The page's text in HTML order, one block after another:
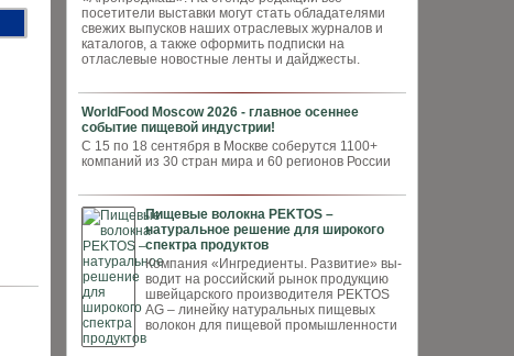
посетители выставки могут стать обладателями
свежих выпусков наших отраслевых журналов и
каталогов, а также оформить подписки на
отласлевые новостные ленты и дайджесты.
WorldFood Moscow 2026 - главное осеннее
событие пищевой индустрии!
С 15 по 18 сентября в Москве соберутся 1100+
компаний из 30 стран мира и 60 регионов России
Пищевые волокна PEKTOS –
натуральное решение для широкого
спектра продуктов
Компания «Ингредиенты. Развитие» вы­
водит на российский рынок продукцию
швей­царского производителя PEKTOS
AG – ли­нейку натуральных пищевых
волокон для пи­щевой промышленности